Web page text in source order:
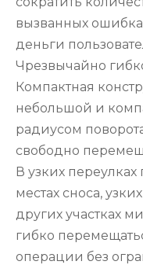
вызванных
деньги
Чрезвычайно
Компактная
небольшой и
радиусом
свободно
В узких
местах сноса,
других участках
гибко
операции без